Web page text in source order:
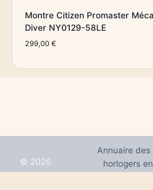
Montre Citizen Promaster
Diver NY0129-58LE
299,00 €
© 2026
Univers de
Annuaire des
horlogers